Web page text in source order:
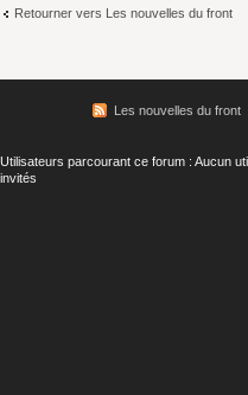
Retourner vers Les nouvelles du front
Les nouvelles du front
Utilisateurs parcourant ce forum : Aucun
invités